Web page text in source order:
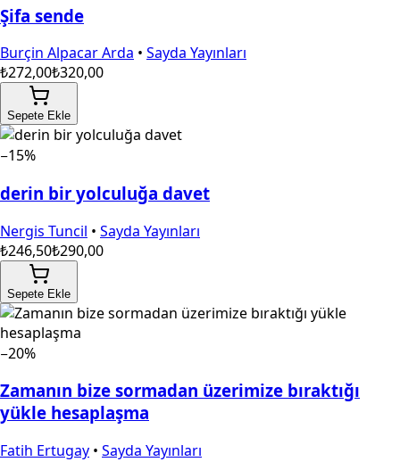
Şifa sende
Burçin Alpacar Arda • Sayda Yayınları
₺272,00₺320,00
Sepete Ekle
−15%
derin bir yolculuğa davet
Nergis Tuncil • Sayda Yayınları
₺246,50₺290,00
Sepete Ekle
−20%
Zamanın bize sormadan üzerimize bıraktığı
yükle hesaplaşma
Fatih Ertugay • Sayda Yayınları